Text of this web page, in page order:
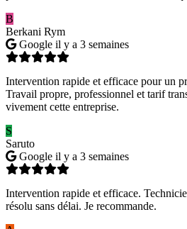
B
Berkani Rym
Google il y a 3 semaines
Intervention rapide et efficace pour un
Travail propre, professionnel et tarif
vivement cette entreprise.
S
Saruto
Google il y a 3 semaines
Intervention rapide et efficace.
résolu sans délai. Je recommande.